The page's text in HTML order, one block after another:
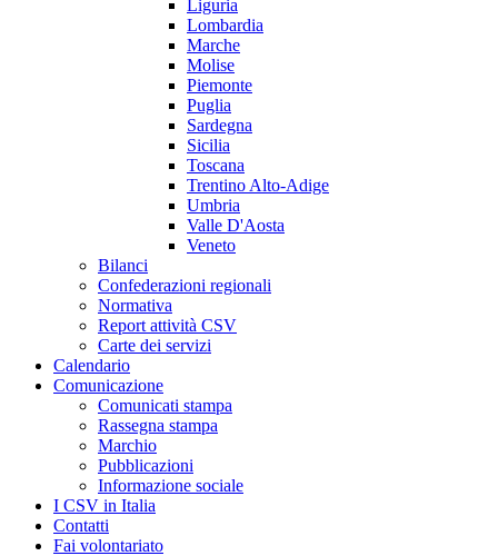
Liguria
Lombardia
Marche
Molise
Piemonte
Puglia
Sardegna
Sicilia
Toscana
Trentino Alto-Adige
Umbria
Valle D'Aosta
Veneto
Bilanci
Confederazioni regionali
Normativa
Report attività CSV
Carte dei servizi
Calendario
Comunicazione
Comunicati stampa
Rassegna stampa
Marchio
Pubblicazioni
Informazione sociale
I CSV in Italia
Contatti
Fai volontariato